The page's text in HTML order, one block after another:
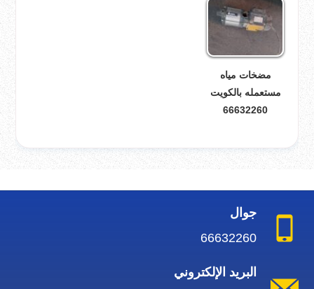
مضخات مياه
مستعمله بالكويت
66632260
جوال
66632260
البريد الإلكتروني